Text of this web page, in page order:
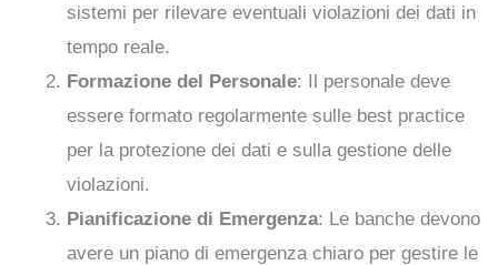
sistemi per rilevare eventuali violazioni dei dati in
tempo reale.
Formazione del Personale: Il personale deve
essere formato regolarmente sulle best practice
per la protezione dei dati e sulla gestione delle
violazioni.
Pianificazione di Emergenza: Le banche devono
avere un piano di emergenza chiaro per gestire le